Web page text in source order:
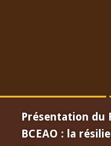
Présentation du
BCEAO : la